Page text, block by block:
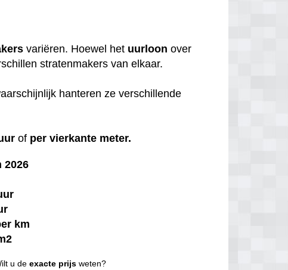
variëren. Hoewel het uurloon over
stratenmakers van elkaar.
hanteren ze verschillende
of per vierkante meter.
2026
km
u deexacte prijs weten?